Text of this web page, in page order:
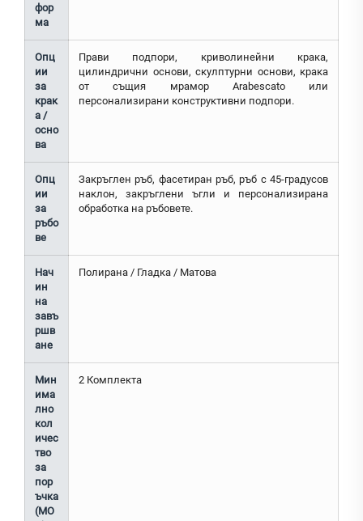
фор
ма
Опц
ии
за
крак
а /
осно
ва
Прави подпори, криволинейни крака,
цилиндрични основи, скулптурни основи, крака
от същия мрамор Arabescato или
персонализирани конструктивни подпори.
Опц
ии
за
ръбо
ве
Закръглен ръб, фасетиран ръб, ръб с 45-градусов
наклон, закръглени ъгли и персонализирана
обработка на ръбовете.
Нач
ин
на
завъ
ршв
ане
Полирана / Гладка / Матова
Мин
има
лно
кол
ичес
тво
за
пор
ъчка
(MO
2 Комплекта